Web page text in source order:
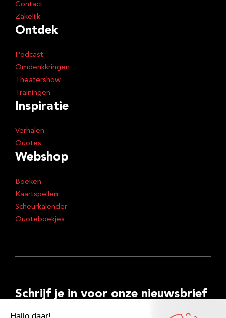
Contact
Zakelijk
Ontdek
Podcast
Omdenkkringen
Theatershow
Trainingen
Inspiratie
Verhalen
Quotes
Webshop
Boeken
Kaartspellen
Scheurkalender
Quoteboekjes
Schrijf je in voor onze nieuwsbrief